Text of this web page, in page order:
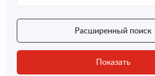
Расширенный поиск
Показать